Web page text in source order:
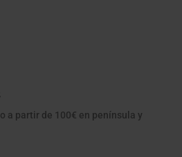
a partir de 100€ en península y